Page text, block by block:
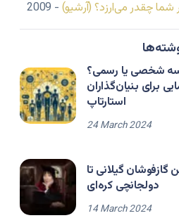
شما چقدر می‌ارزد؟ (آرشیو) - 2009
شخصی یا رسمی؟
برای بنیان‌گذاران
استارتاپ
24 March 2024
گازفوشان گیلانی تا
دولجانچی کره‌ای
14 March 2024